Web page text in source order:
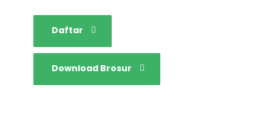
Daftar
Download Brosur